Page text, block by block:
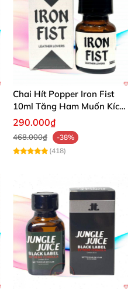
Chai Hít Popper Iron Fist
10ml Tăng Ham Muốn Kích
Thích Mạnh
290.000₫
468.000₫
-38%
(418)